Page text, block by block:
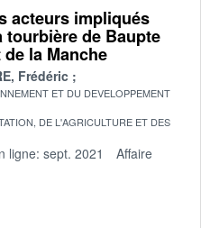
acteurs impliqués
tourbière de Baupte
la Manche
Frédéric
ET DU DEVELOPPEMENT
DE L'AGRICULTURE ET DES
ligne: sept. 2021
Affaire